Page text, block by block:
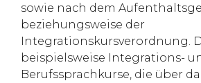
sowie nach dem
beziehungsweise der
Integrationskursverordnung.
beispielsweise Integrations-
Berufssprachkurse, die über